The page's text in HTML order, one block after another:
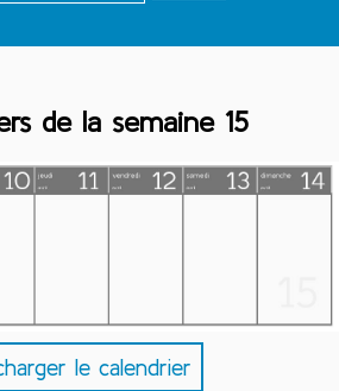
de la semaine 15
le calendrier